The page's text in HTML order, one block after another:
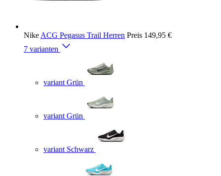
Nike ACG Pegasus Trail Herren Preis 149,95 €
7 varianten
variant Grün
variant Grün
variant Schwarz